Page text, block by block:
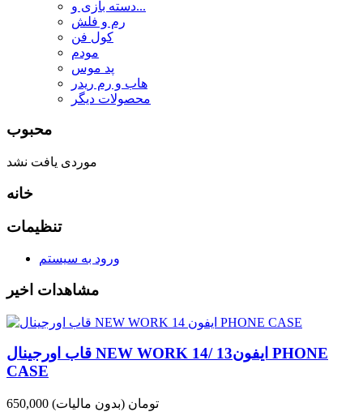
دسته بازی و...
رم و فلش
کول فن
مودم
پد موس
هاب و رم ریدر
محصولات دیگر
محبوب
موردی یافت نشد
خانه
تنظیمات
ورود به سیستم
مشاهدات اخیر
قاب اورجینال NEW WORK ایفون13 /14 PHONE
CASE
650,000 تومان (بدون مالیات)